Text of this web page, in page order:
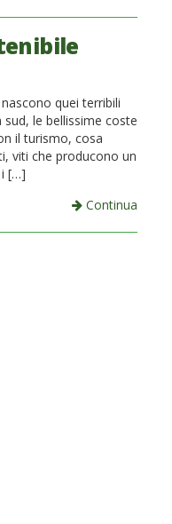
quei terribili
le bellissime coste
il turismo, cosa
viti che producono un
i […]
Continua